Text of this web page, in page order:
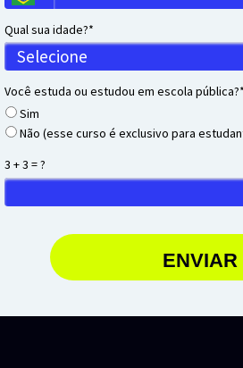
Qual sua idade?*
Você estuda ou estudou em escola pública?*
Sim
Não (esse curso é exclusivo para
3 + 3 = ?
ENVIAR